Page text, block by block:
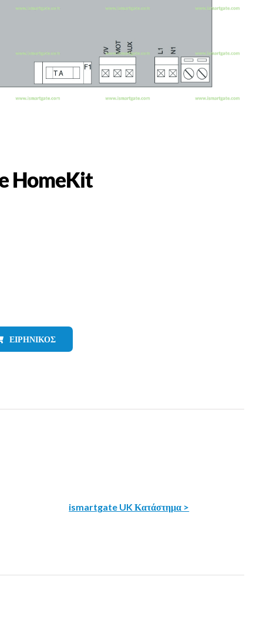
HomeKit
ΕΙΡΗΝΙΚΌΣ
ismartgate UK Κατάστημα >